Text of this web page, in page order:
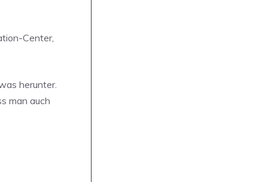
Center,
herunter.
man auch